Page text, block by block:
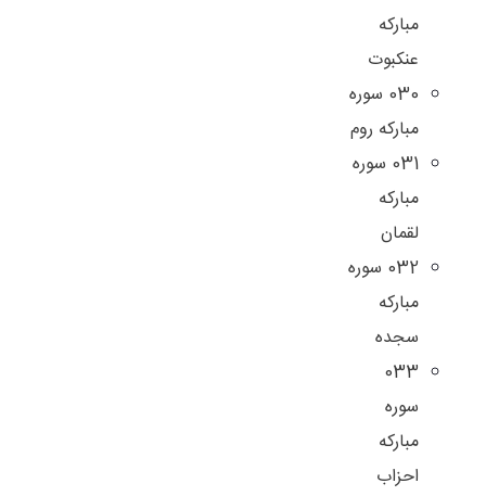
مبارکه
عنکبوت
030 سوره
مبارکه روم
031 سوره
مبارکه
لقمان
032 سوره
مبارکه
سجده
033
سوره
مبارکه
احزاب